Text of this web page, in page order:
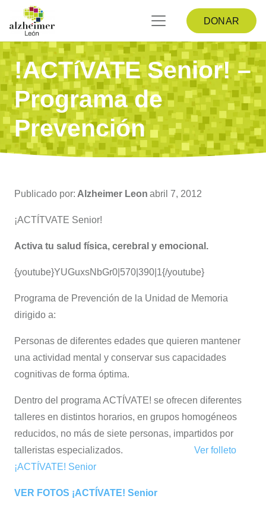
DONAR
!ACTíVATE Senior! –
Programa de
Prevención
Publicado por: Alzheimer Leon abril 7, 2012
¡ACTÍTVATE Senior!
Activa tu salud física, cerebral y emocional.
{youtube}YUGuxsNbGr0|570|390|1{/youtube}
Programa de Prevención de la Unidad de Memoria
dirigido a:
Personas de diferentes edades que quieren mantener
una actividad mental y conservar sus capacidades
cognitivas de forma óptima.
Dentro del programa ACTÍVATE! se ofrecen diferentes
talleres en distintos horarios, en grupos homogéneos
reducidos, no más de siete personas, impartidos por
talleristas especializados. Ver folleto
¡ACTÍVATE! Senior
VER FOTOS ¡ACTÍVATE! Senior